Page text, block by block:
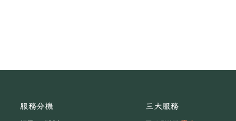
服務分機
三大服務